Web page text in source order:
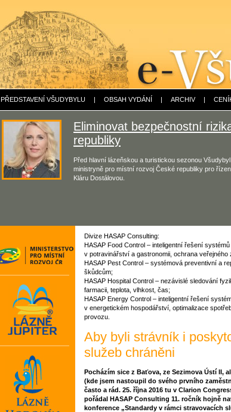
PŘEDSTAVENÍ VŠUDYBYLU | OBSAH VYDÁNÍ | ARCHIV |
Eliminovat bezpečnostní
republiky
Před hlavní lázeňskou a turistickou sezonou
ministryně pro místní rozvoj České republiky pro
Kláru Dostálovou.
Divize HASAP Consulting:
HASAP Food Control – inteligentní řešení
v potravinářství a gastronomii, ochrana
HASAP Pest Control – systémová preventivní a
škůdcům;
HASAP Hospital Control – nezávislé sledování
farmacii, teplota, vlhkost, čas;
HASAP Energy Control – inteligentní řešení
v energetickém hospodářství, optimalizace
provozu.
Aby byli strávník i
služeb chráněni
Pocházím sice z Baťova, ze Sezimova Ústí II,
(kde jsem nastoupil do svého prvního
často a rád. 25. října 2016 tu v Clarion
pořádal HASAP Consulting 11. ročník hojně
konference „Standardy v rámci stravovacích